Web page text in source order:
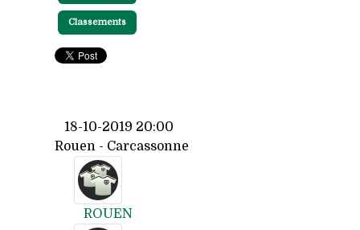
Classements
18-10-2019 20:00
Rouen - Carcassonne
ROUEN